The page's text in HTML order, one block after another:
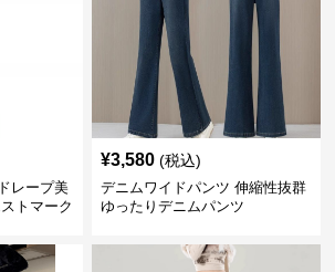
レープ美
トマーク
¥3,580 (税込)
デニムワイドパンツ 伸縮性抜群
ゆったりデニムパンツ